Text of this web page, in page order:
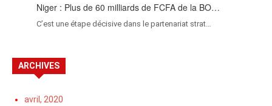
Niger : Plus de 60 milliards de FCFA de la BO…
C’est une étape décisive dans le partenariat strat…
ARCHIVES
avril, 2020